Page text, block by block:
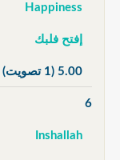
Happiness
إفتح فلبك
5.00 (1 تصويت)
6
Inshallah